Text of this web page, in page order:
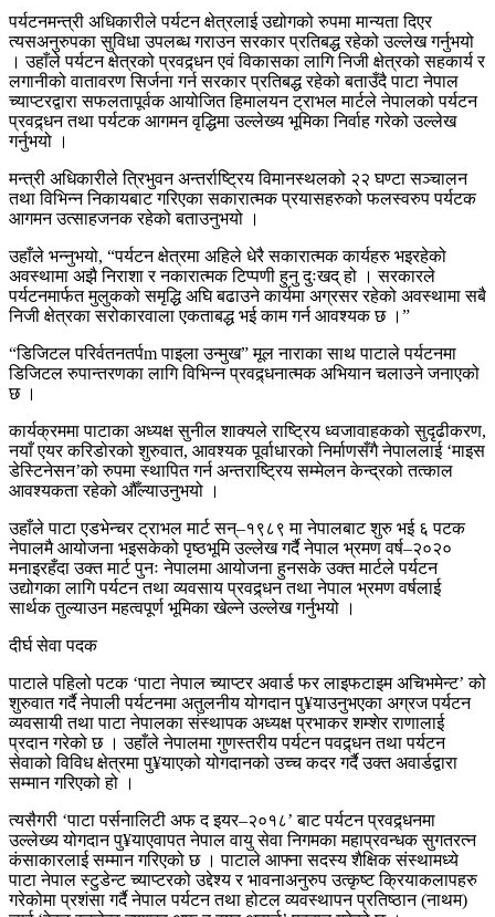
पर्यटनमन्त्री अधिकारीले पर्यटन क्षेत्रलाई उद्योगको रुपमा मान्यता दिएर
त्यसअनुरुपका सुविधा उपलब्ध गराउन सरकार प्रतिबद्ध रहेको उल्लेख गर्नुभयो
। उहाँले पर्यटन क्षेत्रको प्रवद्र्धन एवं विकासका लागि निजी क्षेत्रको सहकार्य र
लगानीको वातावरण सिर्जना गर्न सरकार प्रतिबद्ध रहेको बताउँदै पाटा नेपाल
च्याप्टरद्वारा सफलतापूर्वक आयोजित हिमालयन ट्राभल मार्टले नेपालको पर्यटन
प्रवद्र्धन तथा पर्यटक आगमन वृद्धिमा उल्लेख्य भूमिका निर्वाह गरेको उल्लेख
गर्नुभयो ।
मन्त्री अधिकारीले त्रिभुवन अन्तर्राष्ट्रिय विमानस्थलको २२ घण्टा सञ्चालन
तथा विभिन्न निकायबाट गरिएका सकारात्मक प्रयासहरुको फलस्वरुप पर्यटक
आगमन उत्साहजनक रहेको बताउनुभयो ।
उहाँले भन्नुभयो, “पर्यटन क्षेत्रमा अहिले धेरै सकारात्मक कार्यहरु भइरहेको
अवस्थामा अझै निराशा र नकारात्मक टिप्पणी हुनु दुःखद् हो । सरकारले
पर्यटनमार्फत मुलुकको समृद्धि अघि बढाउने कार्यमा अग्रसर रहेको अवस्थामा सबै
निजी क्षेत्रका सरोकारवाला एकताबद्ध भई काम गर्न आवश्यक छ ।”
“डिजिटल परिर्वतनतर्पm पाइला उन्मुख” मूल नाराका साथ पाटाले पर्यटनमा
डिजिटल रुपान्तरणका लागि विभिन्न प्रवद्र्धनात्मक अभियान चलाउने जनाएको
छ ।
कार्यक्रममा पाटाका अध्यक्ष सुनील शाक्यले राष्ट्रिय ध्वजावाहकको सुदृढीकरण,
नयाँ एयर करिडोरको शुरुवात, आवश्यक पूर्वाधारको निर्माणसँगै नेपाललाई ‘माइस
डेस्टिनेसन’को रुपमा स्थापित गर्न अन्तराष्ट्रिय सम्मेलन केन्द्रको तत्काल
आवश्यकता रहेको औँल्याउनुभयो ।
उहाँले पाटा एडभेन्चर ट्राभल मार्ट सन्–१९८९ मा नेपालबाट शुरु भई ६ पटक
नेपालमै आयोजना भइसकेको पृष्ठभूमि उल्लेख गर्दै नेपाल भ्रमण वर्ष–२०२०
मनाइरहँदा उक्त मार्ट पुनः नेपालमा आयोजना हुनसके उक्त मार्टले पर्यटन
उद्योगका लागि पर्यटन तथा व्यवसाय प्रवद्र्धन तथा नेपाल भ्रमण वर्षलाई
सार्थक तुल्याउन महत्वपूर्ण भूमिका खेल्ने उल्लेख गर्नुभयो ।
दीर्घ सेवा पदक
पाटाले पहिलो पटक ‘पाटा नेपाल च्याप्टर अवार्ड फर लाइफटाइम अचिभमेन्ट’ को
शुरुवात गर्दै नेपाली पर्यटनमा अतुलनीय योगदान पु¥याउनुभएका अग्रज पर्यटन
व्यवसायी तथा पाटा नेपालका संस्थापक अध्यक्ष प्रभाकर शम्शेर राणालाई
प्रदान गरेको छ । उहाँले नेपालमा गुणस्तरीय पर्यटन पवद्र्धन तथा पर्यटन
सेवाको विविध क्षेत्रमा पु¥याएको योगदानको उच्च कदर गर्दै उक्त अवार्डद्वारा
सम्मान गरिएको हो ।
त्यसैगरी ‘पाटा पर्सनालिटी अफ द इयर–२०१८’ बाट पर्यटन प्रवद्र्धनमा
उल्लेख्य योगदान पु¥याएवापत नेपाल वायु सेवा निगमका महाप्रवन्धक सुगतरत्न
कंसाकारलाई सम्मान गरिएको छ । पाटाले आफ्ना सदस्य शैक्षिक संस्थामध्ये
पाटा नेपाल स्टुडेन्ट च्याप्टरको उद्देश्य र भावनाअनुरुप उत्कृष्ट क्रियाकलापहरु
गरेकोमा प्रशंसा गर्दै नेपाल पर्यटन तथा होटल व्यवस्थापन प्रतिष्ठान (नाथम)